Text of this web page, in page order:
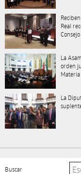
Real
La
orden
La
Buscar